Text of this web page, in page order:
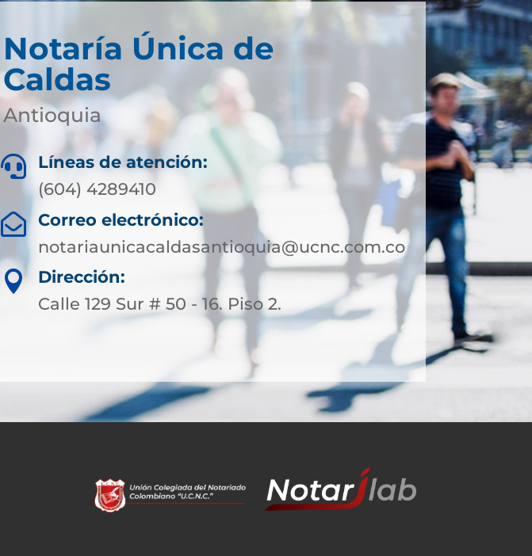
Notaría Única de
Caldas
Antioquia

Líneas de atención:
(604) 4289410

Correo electrónico:
notariaunicacaldasantioquia@ucnc.com.co

Dirección:
Calle 129 Sur # 50 - 16. Piso 2.